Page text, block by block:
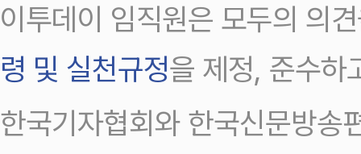
이투데이 임직원은 모두의 의
령 및 실천규정을 제정, 준수하
한국기자협회와 한국신문방송